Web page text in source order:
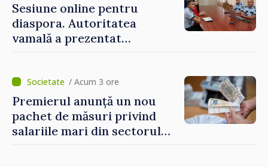
Sesiune online pentru
diaspora. Autoritatea
vamală a prezentat
/ Acum 3 ore
Premierul anunță un nou
pachet de măsuri privind
salariile mari din sectorul